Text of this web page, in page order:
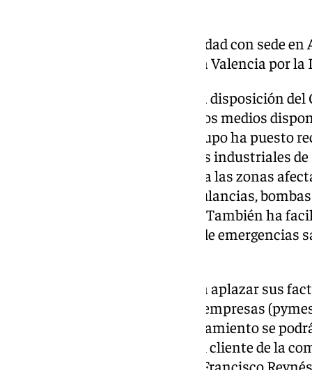
De su lado, Banco Sabadell, entidad con sede
millones la línea de crédito para Valencia por la
En cuanto a Repsol, ha puesto a disposición
Emergencias de España todos los medios
afectadas. En este sentido, el grupo ha puesto
autoridades desde los complejos industriales
Puertollano (los más próximos a las zonas
equipos materiales, como ambulancias,
generadores, camiones o grúas. También ha
especializados, desde técnicos de
En el caso de Naturgy, permitirá aplazar sus
hogares, pequeñas y medianas empresas
afectadas. En concreto, el aplazamiento se
canal del servicio de atención al cliente de la